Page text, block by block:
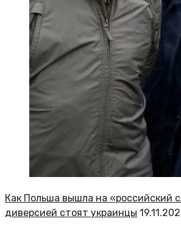
Как Польша вышла на «российский
диверсией стоят украинцы